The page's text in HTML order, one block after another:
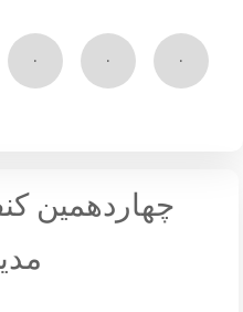
چهاردهمین